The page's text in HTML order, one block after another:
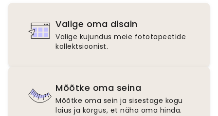
Valige oma disain
Valige kujundus meie fototapeetide
kollektsioonist.
Mõõtke oma seina
Mõõtke oma sein ja sisestage kogu
laius ja kõrgus, et näha oma hinda.